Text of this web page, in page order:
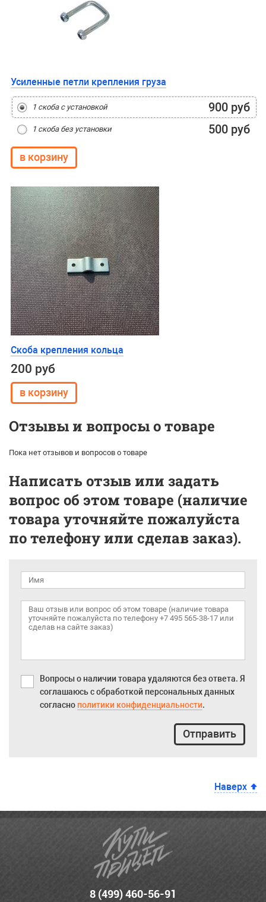
Усиленные петли крепления груза
1 скоба с установкой 900 руб
1 скоба без установки 500 руб
Скоба крепления кольца
200 руб
Отзывы и вопросы о товаре
Пока нет отзывов и вопросов о товаре
Написать отзыв или задать
вопрос об этом товаре (наличие
товара уточняйте пожалуйста
по телефону или сделав заказ).
Вопросы о наличии товара удаляются без ответа. Я
соглашаюсь с обработкой персональных данных
согласно политики конфиденциальности.
Отправить
Наверх
8 (499) 460-56-91